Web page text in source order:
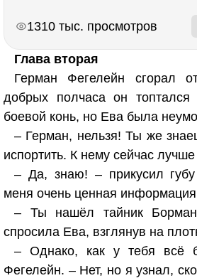
1310 тыс. просмотров
Глава вторая
Герман Фегелейн сгорал
добрых полчаса он
боевой конь, но Ева была
– Герман, нельзя! Ты же
испортить. К нему сейчас
– Да, знаю! – прикусил
меня очень ценная информация
– Ты нашёл тайник
спросила Ева, взглянув на
– Однако, как у тебя всё
Фегелейн. – Нет, но я узнал,